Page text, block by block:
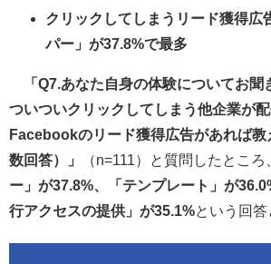
クリックしてしまうリード獲得広
パー」が37.8%で最多
「Q7.あなた自身の体験についてお聞
ついついクリックしてしまう他企業が
Facebookのリード獲得広告があれば
数回答）」
（n=111）と質問したところ
ー」が37.8%、「テンプレート」が
行アクセスの提供」が35.1%という回答